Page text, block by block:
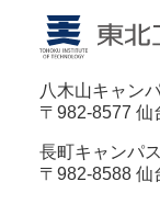
八木山キャン
〒982-8577 仙
長町キャンパス
〒982-8588 仙